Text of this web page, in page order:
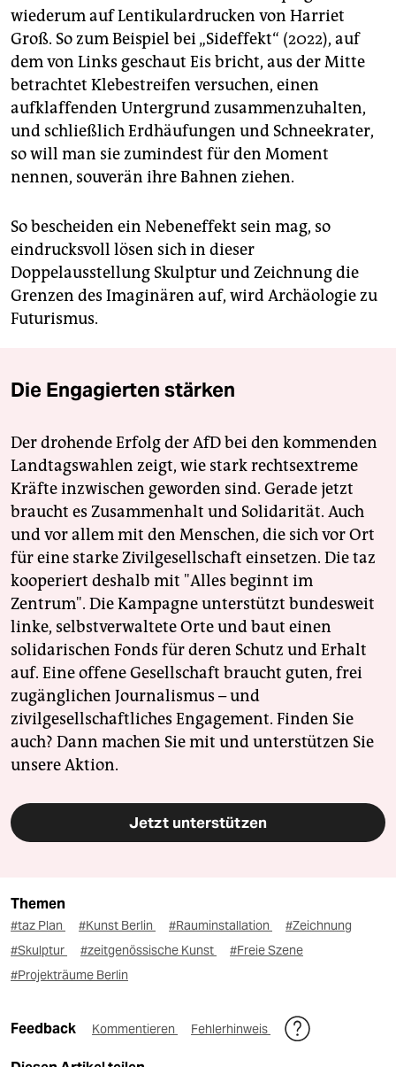
wiederum auf Lentikulardrucken von Harriet
Groß. So zum Beispiel bei „Sideffekt“ (2022), auf
dem von Links geschaut Eis bricht, aus der Mitte
betrachtet Klebestreifen versuchen, einen
aufklaffenden Untergrund zusammenzuhalten,
und schließlich Erdhäufungen und Schneekrater,
so will man sie zumindest für den Moment
nennen, souverän ihre Bahnen ziehen.
So bescheiden ein Nebeneffekt sein mag, so
eindrucksvoll lösen sich in dieser
Doppelausstellung Skulptur und Zeichnung die
Grenzen des Imaginären auf, wird Archäologie zu
Futurismus.
Die Engagierten stärken
Der drohende Erfolg der AfD bei den kommenden
Landtagswahlen zeigt, wie stark rechtsextreme
Kräfte inzwischen geworden sind. Gerade jetzt
braucht es Zusammenhalt und Solidarität. Auch
und vor allem mit den Menschen, die sich vor Ort
für eine starke Zivilgesellschaft einsetzen. Die taz
kooperiert deshalb mit "Alles beginnt im
Zentrum". Die Kampagne unterstützt bundesweit
linke, selbstverwaltete Orte und baut einen
solidarischen Fonds für deren Schutz und Erhalt
auf. Eine offene Gesellschaft braucht guten, frei
zugänglichen Journalismus – und
zivilgesellschaftliches Engagement. Finden Sie
auch? Dann machen Sie mit und unterstützen Sie
unsere Aktion.
Jetzt unterstützen
Themen
#taz Plan #Kunst Berlin #Rauminstallation
#Zeichnung
#Skulptur
#zeitgenössische Kunst
#Freie Szene
#Projekträume Berlin
Feedback Kommentieren Fehlerhinweis